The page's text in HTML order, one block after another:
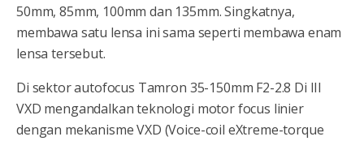
50mm, 85mm, 100mm dan 135mm. Singkatnya,
membawa satu lensa ini sama seperti membawa enam
lensa tersebut.
Di sektor autofocus Tamron 35-150mm F2-2.8 Di III
VXD mengandalkan teknologi motor focus linier
dengan mekanisme VXD (Voice-coil eXtreme-torque